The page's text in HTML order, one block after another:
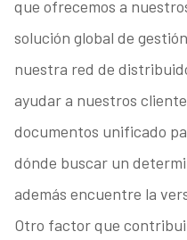
que ofrecemos a
solución global de
nuestra red de
ayudar a nuestros
documentos unificado
dónde buscar un
además encuentre la
Otro factor que